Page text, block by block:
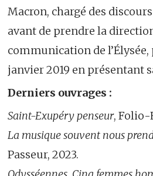
Macron, chargé des
avant de prendre la
communication de
janvier 2019 en présentant
Derniers ouvrages :
Saint-Exupéry penseur, Folio-
La musique souvent nous
Passeur, 2023.